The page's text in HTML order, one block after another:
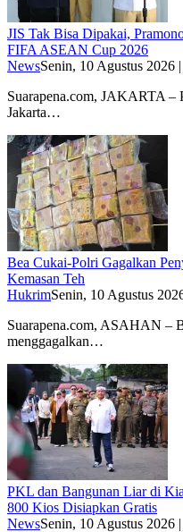
JIS Tak Bisa Dipakai,
FIFA ASEAN Cup 2026
NewsSenin, 10 Agustus 2026
Suarapena.com, JAKARTA –
Jakarta…
Bea Cukai-Polri Gagalkan
Kemasan Teh
HukrimSenin, 10 Agustus
Suarapena.com, ASAHAN –
menggagalkan…
PKL dan Bangunan Liar di
800 Kios Disiapkan Gratis
NewsSenin, 10 Agustus 2026